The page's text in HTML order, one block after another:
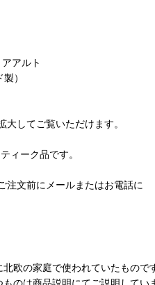
アルト
）
してご覧いただけます。
ィーク品です。
文前にメールまたはお電話に
欧の家庭で使われていたもの
のは商品説明にてご説明して